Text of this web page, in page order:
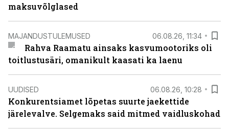
maksuvõlglased
MAJANDUSTULEMUSED 06.08.26, 11:34
Rahva Raamatu ainsaks kasvumootoriks oli
toitlustusäri, omanikult kaasati ka laenu
UUDISED 06.08.26, 10:28
Konkurentsiamet lõpetas suurte jaekettide
järelevalve. Selgemaks said mitmed vaidluskohad